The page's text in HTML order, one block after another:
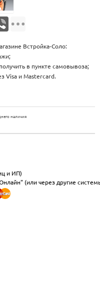
Встройка-Соло:
в пункте самовывоза;
Visa и Mastercard.
наличия
и ИП)
(или через другие